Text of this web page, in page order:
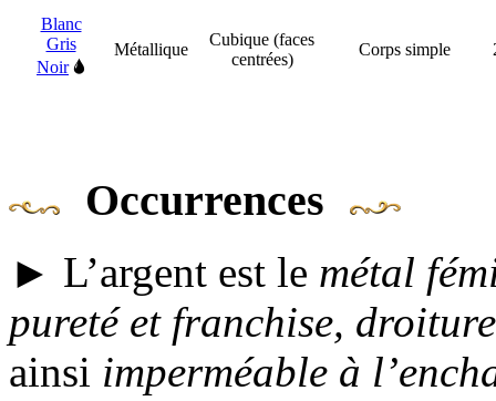
Blanc
Gris
Noir 🌢
Métallique
Cubique (faces
centrées)
Corps simple
Occurrences
► L’argent est le métal
pureté et franchise,
ainsi imperméable à